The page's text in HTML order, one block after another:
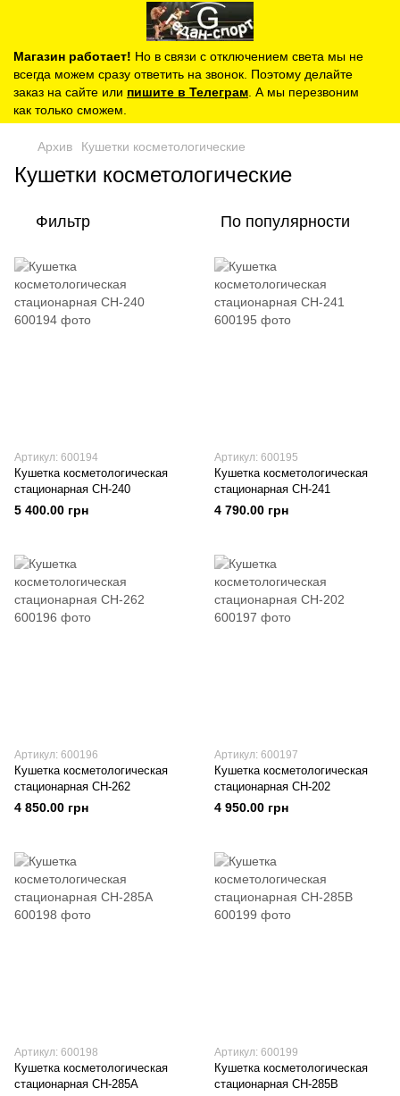
Магазин работает! Но в связи с отключением света мы не
всегда можем сразу ответить на звонок. Поэтому делайте
заказ на сайте или пишите в Телеграм . А мы перезвоним
как только сможем.
Архив Кушетки косметологические
Кушетки косметологические
Фильтр По популярности
Артикул: 600194
Кушетка косметологическая
стационарная CH-240
5 400.00 грн
Артикул: 600195
Кушетка косметологическая
стационарная CH-241
4 790.00 грн
Артикул: 600196
Кушетка косметологическая
стационарная CH-262
4 850.00 грн
Артикул: 600197
Кушетка косметологическая
стационарная CH-202
4 950.00 грн
Артикул: 600198
Кушетка косметологическая
стационарная СН-285А
Артикул: 600199
Кушетка косметологическая
стационарная СН-285В